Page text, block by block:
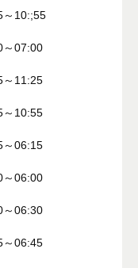
10:;55
07:00
11:25
10:55
06:15
～06:00
06:30
06:45